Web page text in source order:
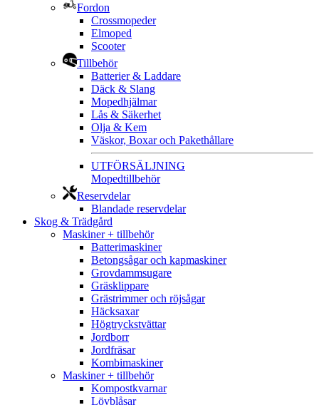
Fordon
Crossmopeder
Elmoped
Scooter
Tillbehör
Batterier & Laddare
Däck & Slang
Mopedhjälmar
Lås & Säkerhet
Olja & Kem
Väskor, Boxar och Pakethållare
UTFÖRSÄLJNING
Mopedtillbehör
Reservdelar
Blandade reservdelar
Skog & Trädgård
Maskiner + tillbehör
Batterimaskiner
Betongsågar och kapmaskiner
Grovdammsugare
Gräsklippare
Grästrimmer och röjsågar
Häcksaxar
Högtryckstvättar
Jordborr
Jordfräsar
Kombimaskiner
Maskiner + tillbehör
Kompostkvarnar
Lövblåsar